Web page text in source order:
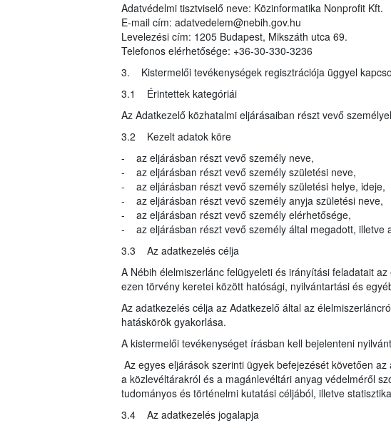
Adatvédelmi tisztviselő neve: Közinformatika Nonprofit Kft.
E-mail cím: adatvedelem@nebih.gov.hu
Levelezési cím: 1205 Budapest, Mikszáth utca 69.
Telefonos elérhetősége: +36-30-330-3236
3. Kistermelői tevékenységek regisztrációja üggyel
3.1 Érintettek kategóriái
Az Adatkezelő közhatalmi eljárásaiban részt vevő
3.2 Kezelt adatok köre
- az eljárásban részt vevő személy neve,
- az eljárásban részt vevő személy születési neve,
- az eljárásban részt vevő személy születési helye, ideje,
- az eljárásban részt vevő személy anyja születési neve,
- az eljárásban részt vevő személy elérhetősége,
- az eljárásban részt vevő személy által megadott, illetve
3.3 Az adatkezelés célja
A Nébih élelmiszerlánc felügyeleti és irányítási feladatait
ezen törvény keretei között hatósági, nyilvántartási és
Az adatkezelés célja az Adatkezelő által az
hatáskörök gyakorlása.
A kistermelői tevékenységet írásban kell bejelenteni
Az egyes eljárások szerinti ügyek befejezését követően
a közlevéltárakról és a magánlevéltári anyag védelméről
tudományos és történelmi kutatási céljából, illetve
3.4 Az adatkezelés jogalapja